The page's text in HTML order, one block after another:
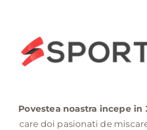
Povestea noastra incepe in
care doi pasionati de